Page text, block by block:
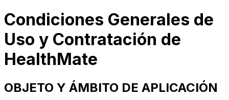
Condiciones Generales de
Uso y Contratación de
HealthMate
OBJETO Y ÁMBITO DE APLICACIÓN